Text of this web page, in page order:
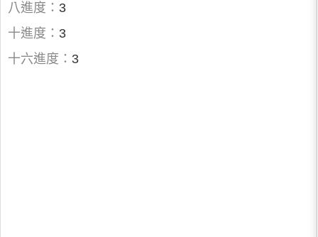
八進度： 3
十進度： 3
十六進度： 3